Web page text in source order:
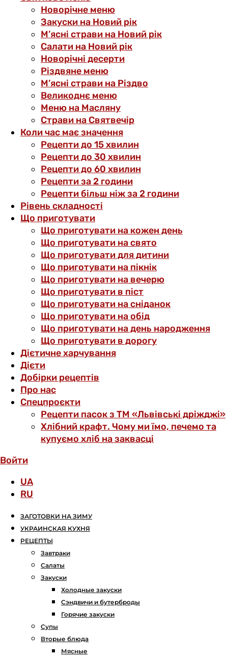
Новорічне меню
Закуски на Новий рік
М’ясні страви на Новий рік
Салати на Новий рік
Новорічні десерти
Різдвяне меню
М’ясні страви на Різдво
Великоднє меню
Меню на Масляну
Страви на Святвечір
Коли час має значення
Рецепти до 15 хвилин
Рецепти до 30 хвилин
Рецепти до 60 хвилин
Рецепти за 2 години
Рецепти більш ніж за 2 години
Рівень складності
Що приготувати
Що приготувати на кожен день
Що приготувати на свято
Що приготувати для дитини
Що приготувати на пікнік
Що приготувати на вечерю
Що приготувати в піст
Що приготувати на сніданок
Що приготувати на обід
Що приготувати на день народження
Що приготувати в дорогу
Дієтичне харчування
Дієти
Добірки рецептів
Про нас
Спецпроєкти
Рецепти пасок з ТМ «Львівські дріжджі»
Хлібний крафт. Чому ми їмо, печемо та
купуємо хліб на заквасці
Войти
UA
RU
ЗАГОТОВКИ НА ЗИМУ
УКРАИНСКАЯ КУХНЯ
РЕЦЕПТЫ
Завтраки
Салаты
Закуски
Холодные закуски
Сэндвичи и бутерброды
Горячие закуски
Супы
Вторые блюда
Мясные